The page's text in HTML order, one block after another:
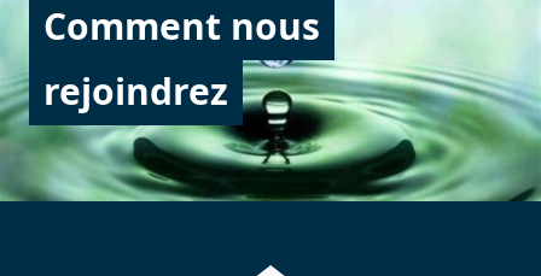
Comment nous
rejoindrez